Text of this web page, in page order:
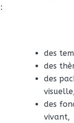
des
des
des
visuelle,
des
vivant,